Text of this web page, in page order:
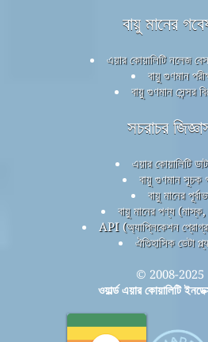
বায়ু মানের
এয়ার কোয়ালিটি নলেজ
বায়ু গুণমান
বায়ু গুণমান সেন্সর
সচরাচর
এয়ার কোয়ালিটি
বায়ু গুণমান সূচক
বায়ু মানের
বায়ু মানের পণ্য
API (অ্যাপ্লিকেশন
ঐতিহাসিক ডেটা
© 2008-2025
ওয়ার্ল্ড এয়ার কোয়ালিটি